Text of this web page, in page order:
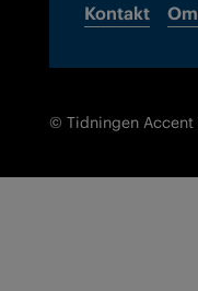
Kontakt
© Tidningen Accent